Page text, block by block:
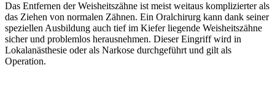
Das Entfernen der Weisheitszähne ist meist weitaus komplizierter als
das Ziehen von normalen Zähnen. Ein Oralchirurg kann dank seiner
speziellen Ausbildung auch tief im Kiefer liegende Weisheitszähne
sicher und problemlos herausnehmen. Dieser Eingriff wird in
Lokalanästhesie oder als Narkose durchgeführt und gilt als
Operation.